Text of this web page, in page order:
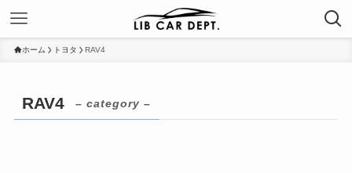
ホーム トヨタ RAV4
RAV4 – category –